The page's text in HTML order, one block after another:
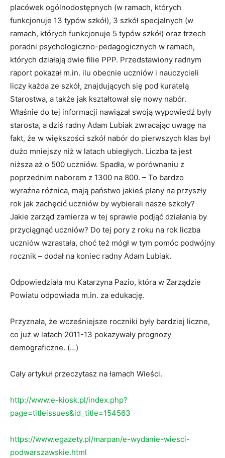
placówek ogólnodostępnych (w ramach, których
funkcjonuje 13 typów szkół), 3 szkół specjalnych (w
ramach, których funkcjonuje 5 typów szkół) oraz trzech
poradni psychologiczno-pedagogicznych w ramach,
których działają dwie filie PPP. Przedstawiony radnym
raport pokazał m.in. ilu obecnie uczniów i nauczycieli
liczy każda ze szkół, znajdujących się pod kuratelą
Starostwa, a także jak kształtował się nowy nabór.
Właśnie do tej informacji nawiązał swoją wypowiedź były
starosta, a dziś radny Adam Lubiak zwracając uwagę na
fakt, że w większości szkół nabór do pierwszych klas był
dużo mniejszy niż w latach ubiegłych. Liczba ta jest
niższa aż o 500 uczniów. Spadła, w porównaniu z
poprzednim naborem z 1300 na 800. – To bardzo
wyraźna różnica, mają państwo jakieś plany na przyszły
rok jak zachęcić uczniów by wybierali nasze szkoły?
Jakie zarząd zamierza w tej sprawie podjąć działania by
przyciągnąć uczniów? Do tej pory z roku na rok liczba
uczniów wzrastała, choć też mógł w tym pomóc podwójny
rocznik – dodał na koniec radny Adam Lubiak.
Odpowiedziała mu Katarzyna Pazio, która w Zarządzie
Powiatu odpowiada m.in. za edukację.
Przyznała, że wcześniejsze roczniki były bardziej liczne,
co już w latach 2011-13 pokazywały prognozy
demograficzne. (…)
Cały artykuł przeczytasz na łamach Wieści.
http://www.e-kiosk.pl/index.php?
page=titleissues&id_title=154563
https://www.egazety.pl/marpan/e-wydanie-wiesci-
podwarszawskie.html